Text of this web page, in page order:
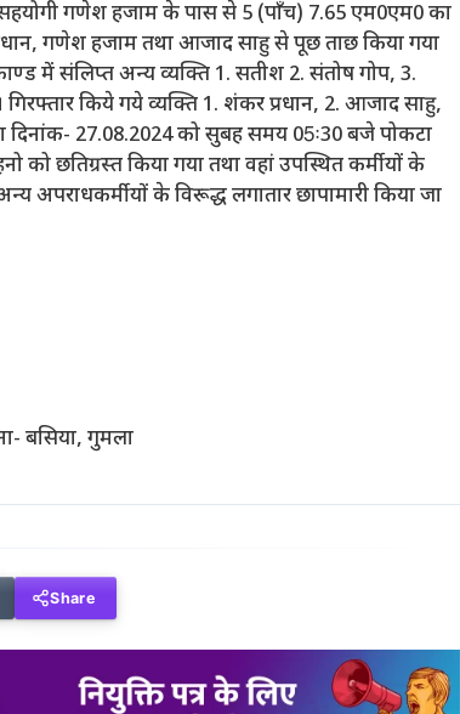
गणेश हजाम के पास से 5 (पाँच) 7.65 एम0एम0 का
गणेश हजाम तथा आजाद साहु से पूछ ताछ किया गया
में संलिप्त अन्य व्यक्ति 1. सतीश 2. संतोष गोप, 3.
किये गये व्यक्ति 1. शंकर प्रधान, 2. आजाद साहु,
दिनांक- 27.08.2024 को सुबह समय 05ः30 बजे पोकटा
को छतिग्रस्त किया गया तथा वहां उपस्थित कर्मीयों के
अपराधकर्मीयों के विरूद्ध लगातार छापामारी किया जा
बसिया, गुमला
Share